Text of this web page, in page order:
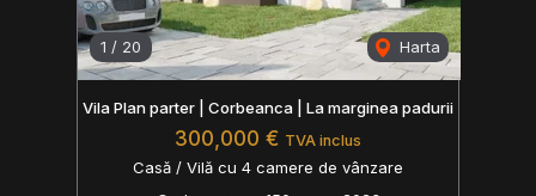
1 / 20 Harta
Vila Plan parter | Corbeanca | La marginea padurii
300,000 € TVA inclus
Casă / Vilă cu 4 camere de vânzare